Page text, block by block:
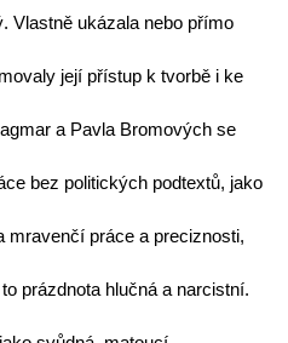
Vlastně ukázala nebo přímo
její přístup k tvorbě i ke
a Pavla Bromových se
bez politických podtextů, jako
mravenčí práce a preciznosti,
prázdnota hlučná a narcistní.